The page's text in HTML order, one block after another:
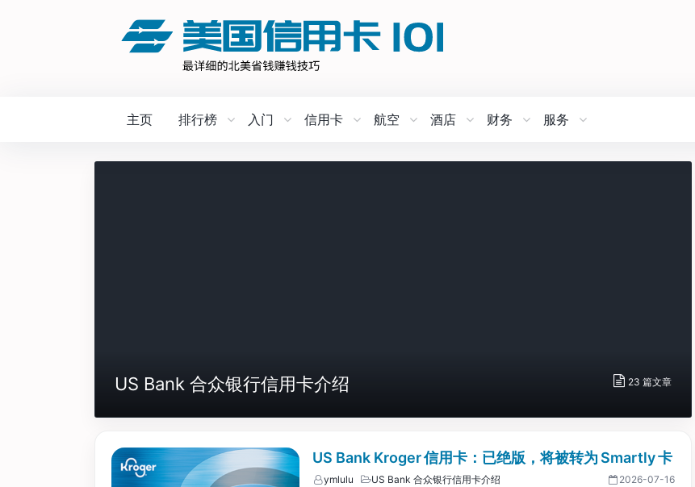
主页 排行榜 入门 信用卡 航空 酒店 财务 服务
US Bank 合众银行信用卡介绍 23 篇文章
US Bank Kroger 信用卡：已绝版，将被转为 Smartly 卡
ymlulu US Bank 合众银行信用卡介绍 2026-07-16